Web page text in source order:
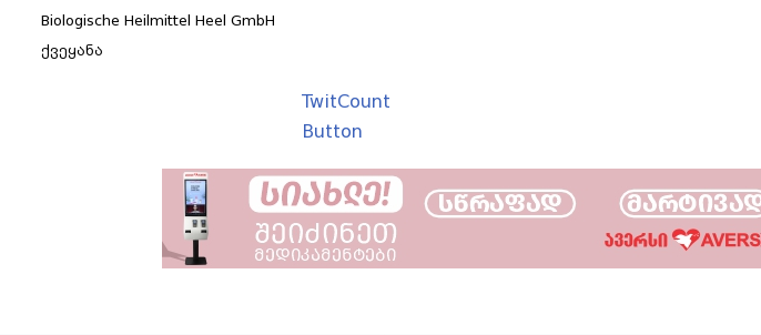
Biologische Heilmittel Heel GmbH
ქვეყანა
TwitCount
Button